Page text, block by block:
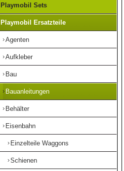
Playmobil Sets
Playmobil Ersatzteile
Agenten
Aufkleber
Bau
Bauanleitungen
Behälter
Eisenbahn
Einzelteile Waggons
Schienen